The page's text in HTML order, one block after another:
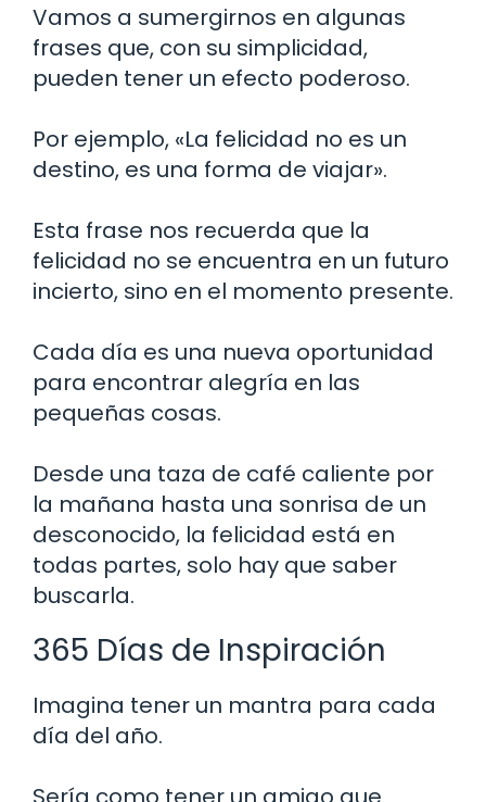
Vamos a sumergirnos en algunas
frases que, con su simplicidad,
pueden tener un efecto poderoso.
Por ejemplo, «La felicidad no es un
destino, es una forma de viajar».
Esta frase nos recuerda que la
felicidad no se encuentra en un futuro
incierto, sino en el momento presente.
Cada día es una nueva oportunidad
para encontrar alegría en las
pequeñas cosas.
Desde una taza de café caliente por
la mañana hasta una sonrisa de un
desconocido, la felicidad está en
todas partes, solo hay que saber
buscarla.
365 Días de Inspiración
Imagina tener un mantra para cada
día del año.